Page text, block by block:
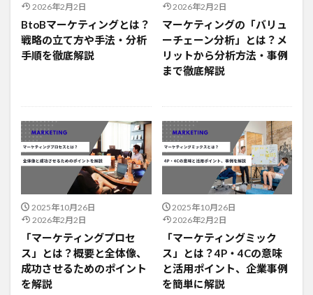
2026年2月2日
BtoBマーケティングとは？
戦略の立て方や手法・分析
手順を徹底解説
2026年2月2日
マーケティングの「バリュ
ーチェーン分析」とは？メ
リットから分析方法・事例
まで徹底解説
2025年10月26日
2026年2月2日
「マーケティングプロセ
ス」とは？概要と全体像、
成功させるためのポイント
を解説
2025年10月26日
2026年2月2日
「マーケティングミック
ス」とは？4P・4Cの意味
と活用ポイント、企業事例
を簡単に解説